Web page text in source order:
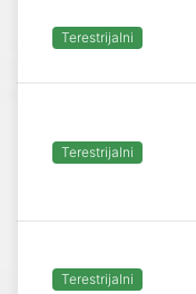
Terestrijalni
Terestrijalni
Terestrijalni